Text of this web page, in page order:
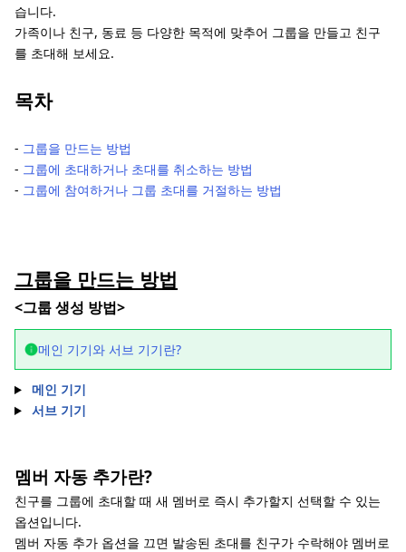
습니다.
가족이나 친구, 동료 등 다양한 목적에 맞추어 그룹을 만들고 친구
를 초대해 보세요.
목차
- 그룹을 만드는 방법
- 그룹에 초대하거나 초대를 취소하는 방법
- 그룹에 참여하거나 그룹 초대를 거절하는 방법
그룹을 만드는 방법
<그룹 생성 방법>
메인 기기와 서브 기기란?
메인 기기
서브 기기
멤버 자동 추가란?
친구를 그룹에 초대할 때 새 멤버로 즉시 추가할지 선택할 수 있는
옵션입니다.
멤버 자동 추가 옵션을 끄면 발송된 초대를 친구가 수락해야 멤버로